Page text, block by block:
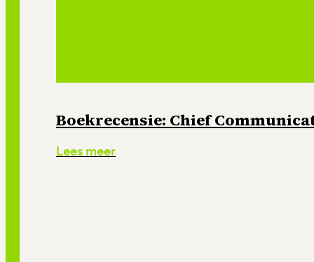
Boekrecensie: Chief
Lees meer